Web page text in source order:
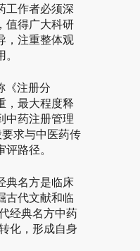
工作者必须深
值得广大科研
，注重整体观
《注册分
，最大程度释
中药注册管理
求与中医药传
路径。
典名方是临床
古代文献和临
经典名方中药
化，形成自身